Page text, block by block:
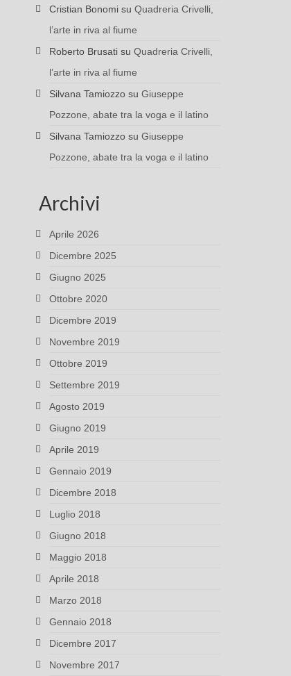
Cristian Bonomisu Quadreria Crivelli,
l’arte in riva al fiume
Roberto Brusatisu Quadreria Crivelli,
l’arte in riva al fiume
Silvana Tamiozzosu Giuseppe
Pozzone, abate tra la voga e il latino
Silvana Tamiozzosu Giuseppe
Pozzone, abate tra la voga e il latino
Archivi
Aprile 2026
Dicembre 2025
Giugno 2025
Ottobre 2020
Dicembre 2019
Novembre 2019
Ottobre 2019
Settembre 2019
Agosto 2019
Giugno 2019
Aprile 2019
Gennaio 2019
Dicembre 2018
Luglio 2018
Giugno 2018
Maggio 2018
Aprile 2018
Marzo 2018
Gennaio 2018
Dicembre 2017
Novembre 2017